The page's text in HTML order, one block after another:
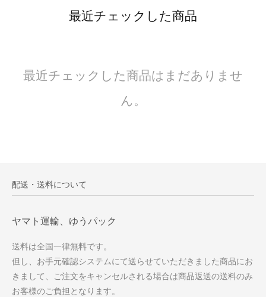
最近チェックした商品
最近チェックした商品はまだありませ
ん。
配送・送料について
ヤマト運輸、ゆうパック
送料は全国一律無料です。
但し、お手元確認システムにて送らせていただきました商品にお
きまして、ご注文をキャンセルされる場合は商品返送の送料のみ
お客様のご負担となります。